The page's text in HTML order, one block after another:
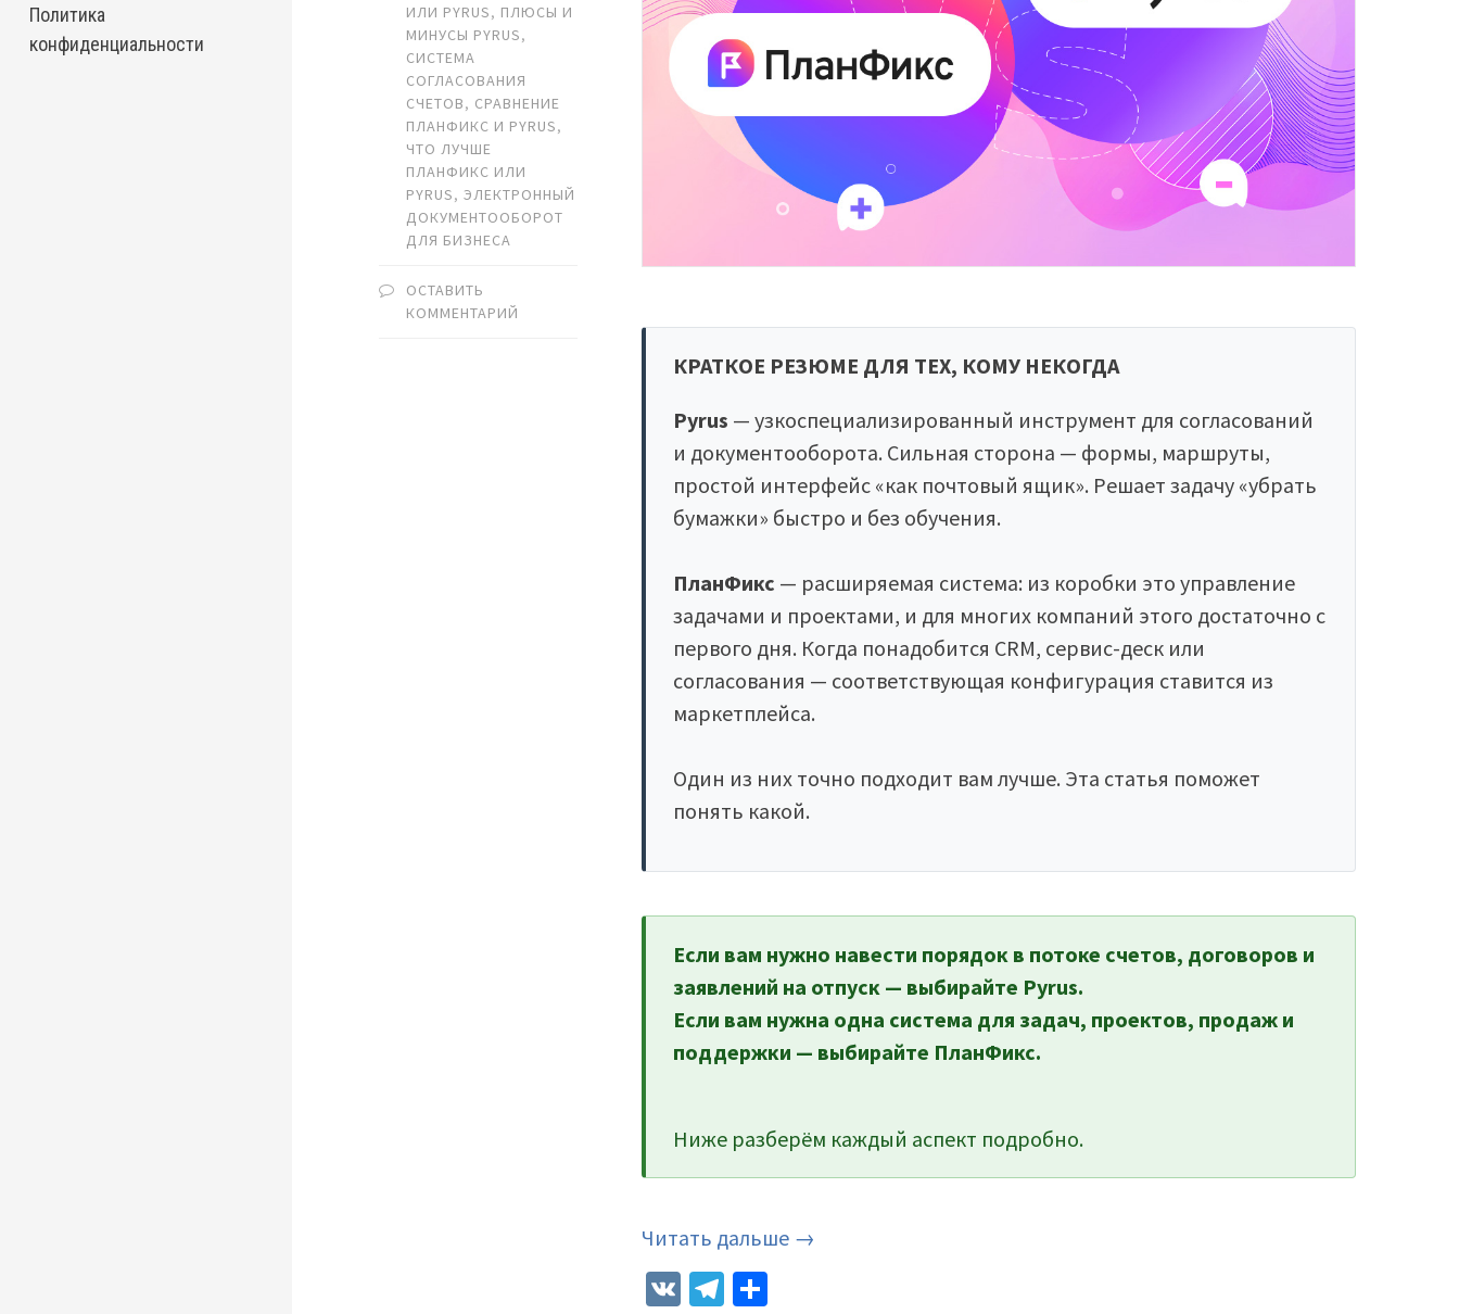
Политика
конфиденциальности
ИЛИ PYRUS, ПЛЮСЫ И
МИНУСЫ PYRUS,
СИСТЕМА
СОГЛАСОВАНИЯ
СЧЕТОВ, СРАВНЕНИЕ
ПЛАНФИКС И PYRUS,
ЧТО ЛУЧШЕ
ПЛАНФИКС ИЛИ
PYRUS,ЭЛЕКТРОННЫЙ
ДОКУМЕНТООБОРОТ
ДЛЯ БИЗНЕСА
ОСТАВИТЬ
КОММЕНТАРИЙ
КРАТКОЕ РЕЗЮМЕ ДЛЯ ТЕХ, КОМУ НЕКОГДА
Pyrus — узкоспециализированный инструмент для согласований
и документооборота. Сильная сторона — формы, маршруты,
простой интерфейс «как почтовый ящик». Решает задачу «убрать
бумажки» быстро и без обучения.
ПланФикс — расширяемая система: из коробки это управление
задачами и проектами, и для многих компаний этого достаточно с
первого дня. Когда понадобится CRM, сервис-деск или
согласования — соответствующая конфигурация ставится из
маркетплейса.
Один из них точно подходит вам лучше. Эта статья поможет
понять какой.
Если вам нужно навести порядок в потоке счетов, договоров и
заявлений на отпуск — выбирайте Pyrus.
Если вам нужна одна система для задач, проектов, продаж и
поддержки — выбирайте ПланФикс.
Ниже разберём каждый аспект подробно.
Читать дальше →
VK Telegram